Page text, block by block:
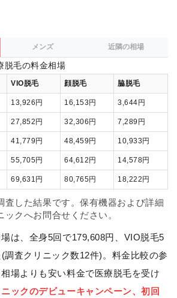
メンズ 近隣の相場
脱毛の料金相場
VIO脱毛 顔脱毛 脇脱毛
13,926円 16,153円 3,644円
27,852円 32,306円 7,289円
41,779円 48,459円 10,933円
55,705円 64,612円 14,578円
69,631円 80,765円 18,222円
査した結果です。保有機器および詳細
ックへお問合せください。
は、全身5回で179,608円、VIO脱毛5
調査クリニック数12件)。料金比較の参
場よりも安い料金で医療脱毛を受け
ックのデビューキャンペーン、初回